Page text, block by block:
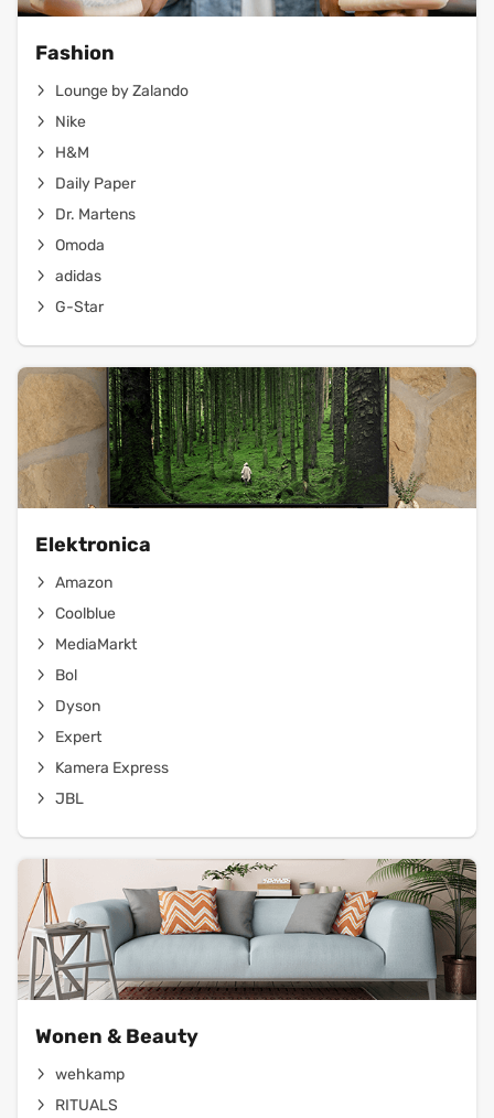
Fashion
Lounge by Zalando
Nike
H&M
Daily Paper
Dr. Martens
Omoda
adidas
G-Star
Elektronica
Amazon
Coolblue
MediaMarkt
Bol
Dyson
Expert
Kamera Express
JBL
Wonen & Beauty
wehkamp
RITUALS